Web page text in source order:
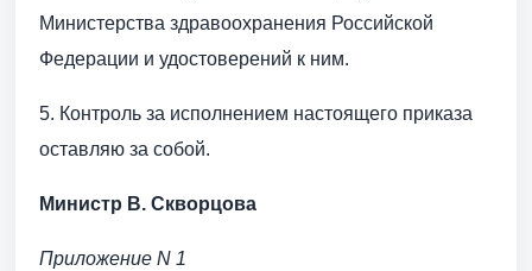
Министерства здравоохранения Российской
Федерации и удостоверений к ним.
5. Контроль за исполнением настоящего приказа
оставляю за собой.
Министр В. Скворцова
Приложение N 1